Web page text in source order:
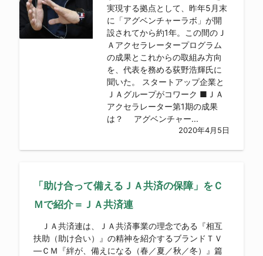
実現する拠点として、昨年5月末
に「アグベンチャーラボ」が開
設されてから約1年。この間のＪ
Ａアクセラレータープログラム
の成果とこれからの取組み方向
を、代表を務める荻野浩輝氏に
聞いた。 スタートアップ企業と
ＪＡグループがコワーク ■ＪＡ
アクセラレーター第1期の成果
は？ アグベンチャー...
2020年4月5日
「助け合って備えるＪＡ共済の保障」をＣ
Ｍで紹介＝ＪＡ共済連
ＪＡ共済連は、ＪＡ共済事業の理念である『相互
扶助（助け合い）』の精神を紹介するブランドＴＶ
―ＣＭ『絆が、備えになる（春／夏／秋／冬）』篇